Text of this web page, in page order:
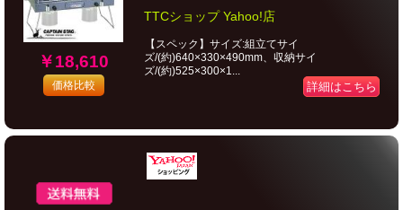
￥18,610
価格比較
TTCショップ Yahoo!店
【スペック】サイズ:組立てサイ
ズ/(約)640×330×490mm、収納サイ
ズ/(約)525×300×1...
詳細はこちら